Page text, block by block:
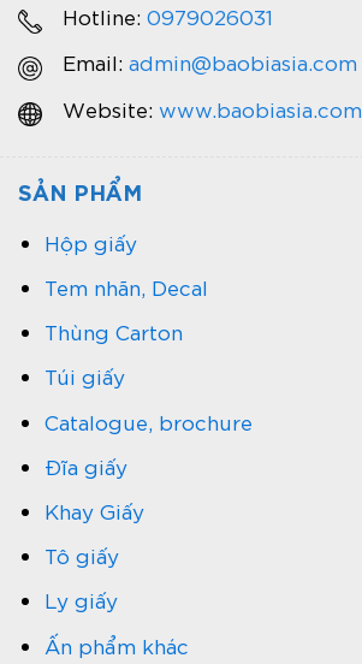
Hotline: 0979026031
Email: admin@baobiasia.com
Website: www.baobiasia.com
SẢN PHẨM
Hộp giấy
Tem nhãn, Decal
Thùng Carton
Túi giấy
Catalogue, brochure
Đĩa giấy
Khay Giấy
Tô giấy
Ly giấy
Ấn phẩm khác